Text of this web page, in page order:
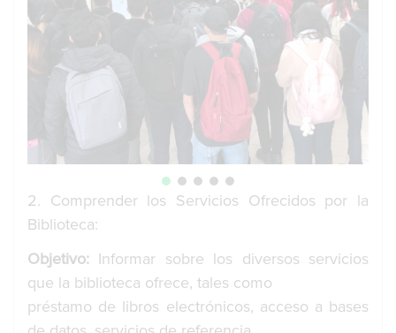
2. Comprender los Servicios Ofrecidos por la
Biblioteca:
Objetivo: Informar sobre los diversos servicios
que la biblioteca ofrece, tales como
préstamo de libros electrónicos, acceso a bases